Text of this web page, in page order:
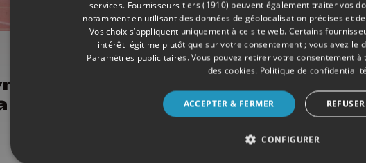
28/08/2024
: deux
conquête de
HANDISPORTS
Jeux
cérémonie
avec le
Habsch
services. Fournisseurs tiers (1910) peuvent également traiter vos
notamment en utilisant des données de géolocalisation précises et
Vos choix s’appliquent uniquement à ce site web. Certains
intérêt légitime plutôt que sur votre consentement ; vous avez le
Paramètres publicitaires. Vous pouvez retirer votre consentement à
des cookies. Politique de confidentialité
ACCEPTER & FERMER
CONFIGURER